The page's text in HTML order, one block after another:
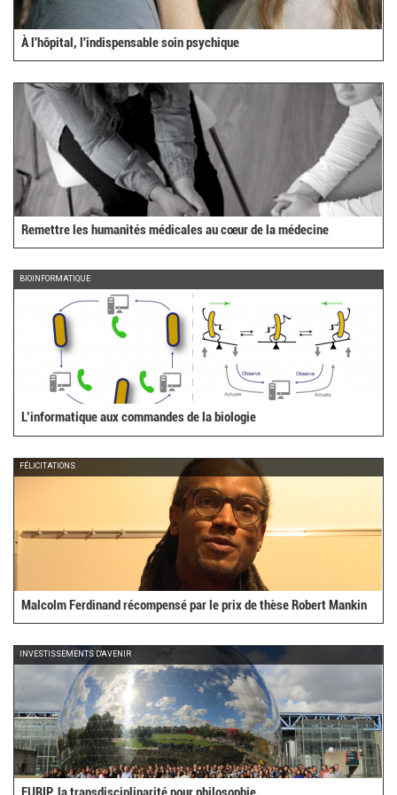
À l'hôpital, l'indispensable soin psychique
Remettre les humanités médicales au cœur de la médecine
BIOINFORMATIQUE
L’informatique aux commandes de la biologie
FÉLICITATIONS
Malcolm Ferdinand récompensé par le prix de thèse Robert Mankin
INVESTISSEMENTS D'AVENIR